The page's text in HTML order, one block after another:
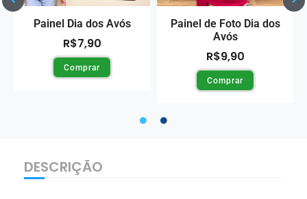
Painel Dia dos Avós
R$7,90
Comprar
Painel de Foto Dia dos
Avós
R$9,90
Comprar
DESCRIÇÃO